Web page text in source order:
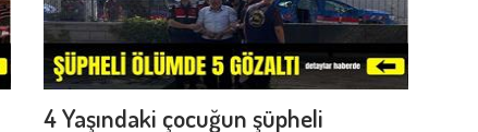
4 Yaşındaki çocuğun şüpheli